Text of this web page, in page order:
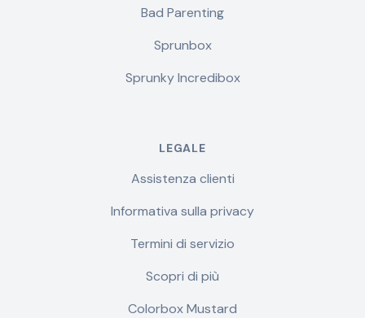
Bad Parenting
Sprunbox
Sprunky Incredibox
LEGALE
Assistenza clienti
Informativa sulla privacy
Termini di servizio
Scopri di più
Colorbox Mustard